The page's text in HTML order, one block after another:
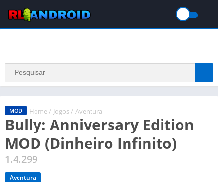
MOD Home / Jogos / Aventura
Bully: Anniversary Edition
MOD (Dinheiro Infinito)
1.4.299
Aventura